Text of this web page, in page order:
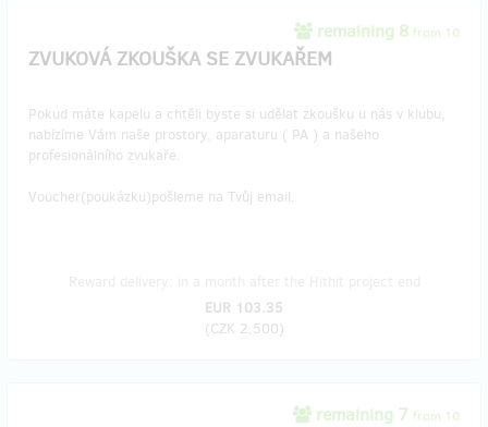
remaining 8 from 10
ZVUKOVÁ ZKOUŠKA SE ZVUKAŘEM
Pokud máte kapelu a chtěli byste si udělat zkoušku u nás v klubu,
nabízíme Vám naše prostory, aparaturu ( PA ) a našeho
profesionálního zvukaře.
Voucher(poukázku)pošleme na Tvůj email.
EUR 103.35
(CZK 2,500)
remaining 7 from 10